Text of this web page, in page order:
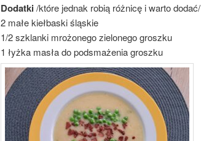
Dodatki/które jednak robią różnicę i warto dodać/
2 małe kiełbaski śląskie
1/2 szklanki mrożonego zielonego groszku
1 łyżka masła do podsmażenia groszku